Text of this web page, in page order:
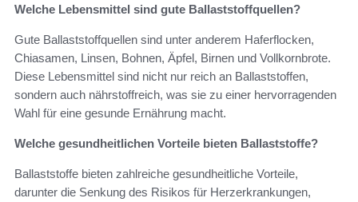
Welche Lebensmittel sind gute Ballaststoffquellen?
Gute Ballaststoffquellen sind unter anderem Haferflocken,
Chiasamen, Linsen, Bohnen, Äpfel, Birnen und Vollkornbrote.
Diese Lebensmittel sind nicht nur reich an Ballaststoffen,
sondern auch nährstoffreich, was sie zu einer hervorragenden
Wahl für eine gesunde Ernährung macht.
Welche gesundheitlichen Vorteile bieten Ballaststoffe?
Ballaststoffe bieten zahlreiche gesundheitliche Vorteile,
darunter die Senkung des Risikos für Herzerkrankungen,